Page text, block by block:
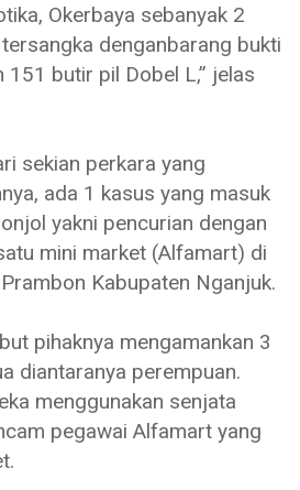
Okerbaya sebanyak 2
denganbarang bukti
butir pil Dobel L,” jelas
sekian perkara yang
ada 1 kasus yang masuk
yakni pencurian dengan
mini market (Alfamart) di
Kabupaten Nganjuk.
pihaknya mengamankan 3
diantaranya perempuan.
menggunakan senjata
pegawai Alfamart yang